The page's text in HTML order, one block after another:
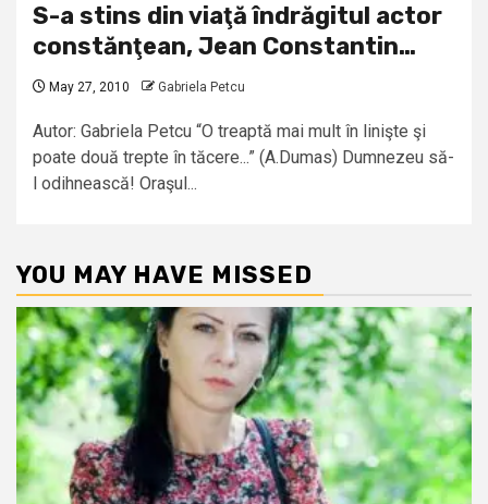
S-a stins din viaţă îndrăgitul actor
constănţean, Jean Constantin…
May 27, 2010 Gabriela Petcu
Autor: Gabriela Petcu “O treaptă mai mult în linişte şi
poate două trepte în tăcere...” (A.Dumas) Dumnezeu să-
l odihnească! Oraşul...
YOU MAY HAVE MISSED